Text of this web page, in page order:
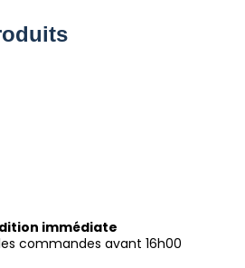
immédiate
commandes avant 16h00